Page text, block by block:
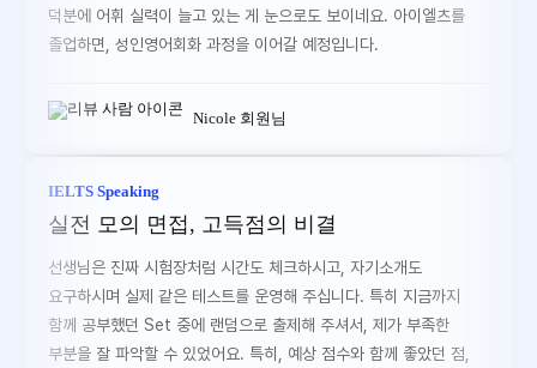
덕분에 어휘 실력이 늘고 있는 게 눈으로도 보이네요. 아이엘츠를
졸업하면, 성인영어회화 과정을 이어갈 예정입니다.
Nicole 회원님
IELTS Speaking
실전 모의 면접, 고득점의 비결
선생님은 진짜 시험장처럼 시간도 체크하시고, 자기소개도
요구하시며 실제 같은 테스트를 운영해 주십니다. 특히 지금까지
함께 공부했던 Set 중에 랜덤으로 출제해 주셔서, 제가 부족한
부분을 잘 파악할 수 있었어요. 특히, 예상 점수와 함께 좋았던 점,